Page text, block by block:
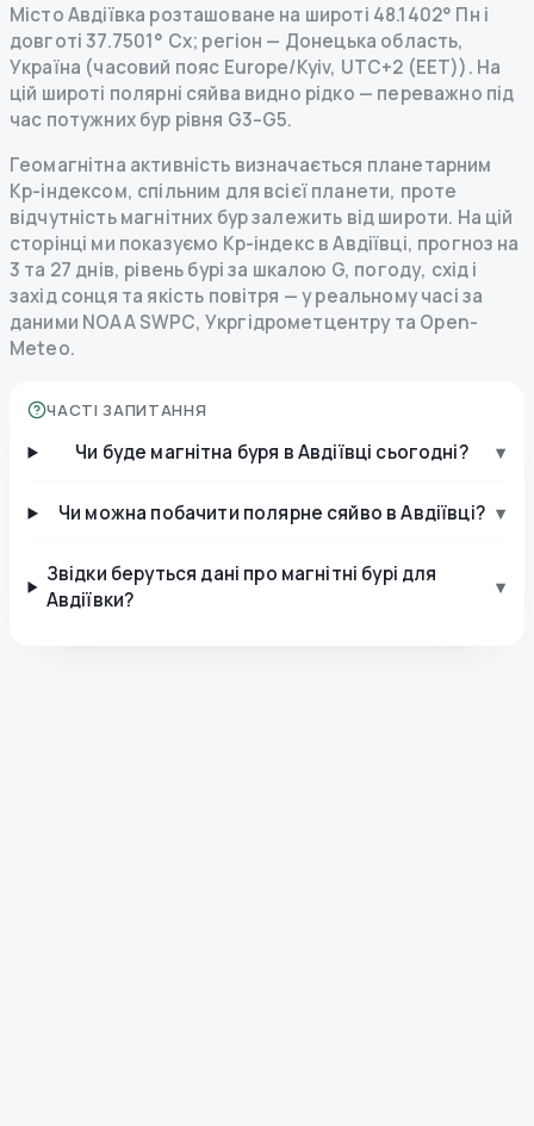
Місто Авдіївка розташоване на широті 48.1402° Пн і
довготі 37.7501° Сх; регіон — Донецька область,
Україна (часовий пояс Europe/Kyiv, UTC+2 (EET)). На
цій широті полярні сяйва видно рідко — переважно під
час потужних бур рівня G3–G5.
Геомагнітна активність визначається планетарним
Kp-індексом, спільним для всієї планети, проте
відчутність магнітних бур залежить від широти. На цій
сторінці ми показуємо Kp-індекс в Авдіївці, прогноз на
3 та 27 днів, рівень бурі за шкалою G, погоду, схід і
захід сонця та якість повітря — у реальному часі за
даними NOAA SWPC, Укргідрометцентру та Open-
Meteo.
ЧАСТІ ЗАПИТАННЯ
Чи буде магнітна буря в Авдіївці сьогодні? ▾
Чи можна побачити полярне сяйво в Авдіївці? ▾
Звідки беруться дані про магнітні бурі для
Авдіївки?
▾